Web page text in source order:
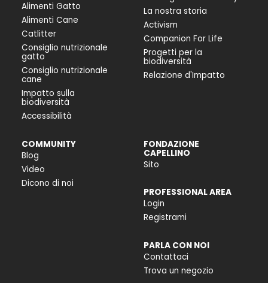
Alimenti Gatto
Alimenti Cane
Catlitter
Consiglio nutrizionale
gatto
Consiglio nutrizionale
cane
Impatto sulla
biodiversità
Accessibilità
La nostra storia
Activism
Companion For Life
Progetti per la
biodiversità
Relazione d'Impatto
COMMUNITY
Blog
Video
Dicono di noi
FONDAZIONE
CAPELLINO
Sito
PROFESSIONAL AREA
Login
Registrami
PARLA CON NOI
Contattaci
Trova un negozio